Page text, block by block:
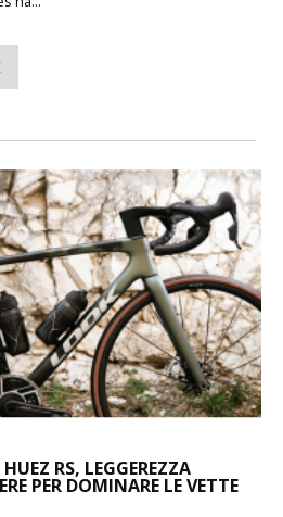
RS, LEGGEREZZA
PER DOMINARE LE VETTE